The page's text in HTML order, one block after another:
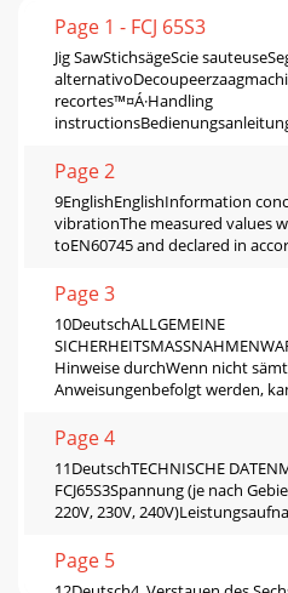
Page 1 - FCJ 65S3
Jig SawStichsägeScie
recortes™¤Á·Handling
Page 2
9EnglishEnglishInformation
vibrationThe measured values
toEN60745 and declared in
Page 3
10DeutschALLGEMEINE
Hinweise durchWenn nicht
Anweisungenbefolgt werden,
Page 4
11DeutschTECHNISCHE
FCJ65S3Spannung (je nach
220V, 230V,
Page 5